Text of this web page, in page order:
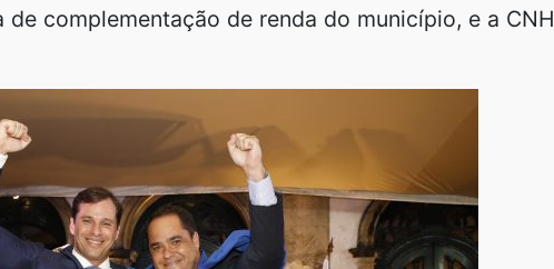
complementação de renda do município, e a CNH